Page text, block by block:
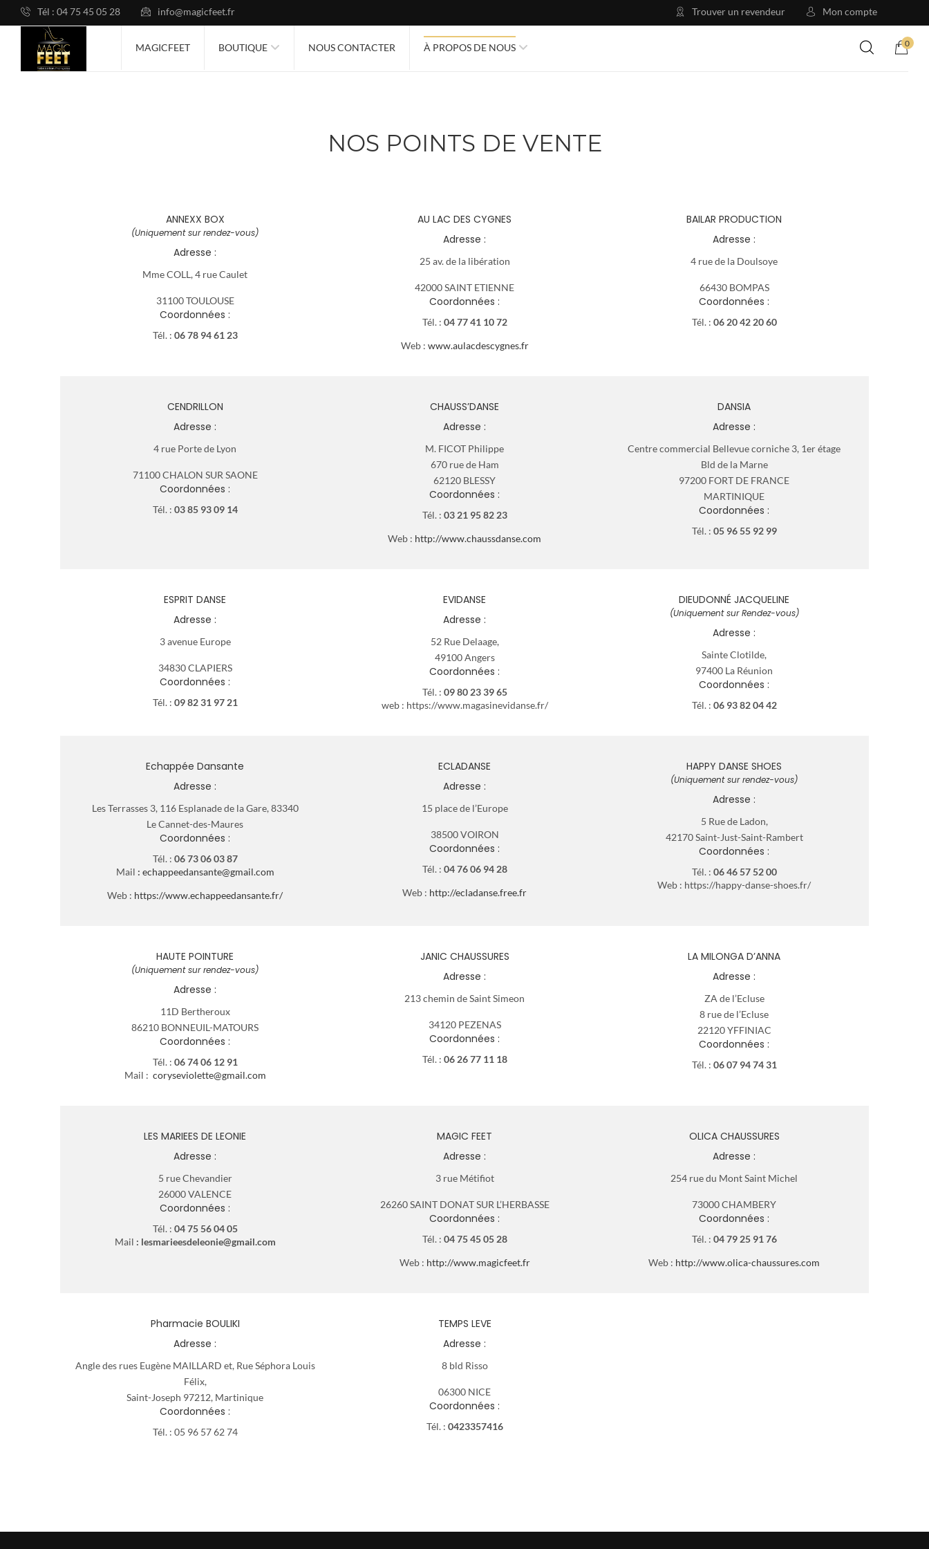
Tél : 04 75 45 05 28 info@magicfeet.fr Trouver un revendeur Mon compte
MAGICFEET BOUTIQUE NOUS CONTACTER À PROPOS DE NOUS 0
NOS POINTS DE VENTE
ANNEXX BOX
(Uniquement sur rendez-vous)
Adresse :
Mme COLL, 4 rue Caulet
31100 TOULOUSE
Coordonnées :
Tél. : 06 78 94 61 23
AU LAC DES CYGNES
Adresse :
25 av. de la libération
42000 SAINT ETIENNE
Coordonnées :
Tél. : 04 77 41 10 72
Web : www.aulacdescygnes.fr
BAILAR PRODUCTION
Adresse :
4 rue de la Doulsoye
66430 BOMPAS
Coordonnées :
Tél. : 06 20 42 20 60
CENDRILLON
Adresse :
4 rue Porte de Lyon
71100 CHALON SUR SAONE
Coordonnées :
Tél. : 03 85 93 09 14
CHAUSS’DANSE
Adresse :
M. FICOT Philippe
670 rue de Ham
62120 BLESSY
Coordonnées :
Tél. : 03 21 95 82 23
Web : http://www.chaussdanse.com
DANSIA
Adresse :
Centre commercial Bellevue corniche 3, 1er étage
Bld de la Marne
97200 FORT DE FRANCE
MARTINIQUE
Coordonnées :
Tél. : 05 96 55 92 99
ESPRIT DANSE
Adresse :
3 avenue Europe
34830 CLAPIERS
Coordonnées :
Tél. : 09 82 31 97 21
EVIDANSE
Adresse :
52 Rue Delaage,
49100 Angers
Coordonnées :
Tél. : 09 80 23 39 65
web : https://www.magasinevidanse.fr/
DIEUDONNÉ JACQUELINE
(Uniquement sur Rendez-vous)
Adresse :
Sainte Clotilde,
97400 La Réunion
Coordonnées :
Tél. : 06 93 82 04 42
Echappée Dansante
Adresse :
Les Terrasses 3, 116 Esplanade de la Gare, 83340
Le Cannet-des-Maures
Coordonnées :
Tél. : 06 73 06 03 87
Mail : echappeedansante@gmail.com
Web : https://www.echappeedansante.fr/
ECLADANSE
Adresse :
15 place de l’Europe
38500 VOIRON
Coordonnées :
Tél. : 04 76 06 94 28
Web : http://ecladanse.free.fr
HAPPY DANSE SHOES
(Uniquement sur rendez-vous)
Adresse :
5 Rue de Ladon,
42170 Saint-Just-Saint-Rambert
Coordonnées :
Tél. : 06 465752 00
Web : https://happy-danse-shoes.fr/
HAUTE POINTURE
(Uniquement sur rendez-vous)
Adresse :
11D Bertheroux
86210 BONNEUIL-MATOURS
Coordonnées :
Tél. : 06 74 06 12 91
Mail : coryseviolette@gmail.com
JANIC CHAUSSURES
Adresse :
213 chemin de Saint Simeon
34120 PEZENAS
Coordonnées :
Tél. : 06 26 77 11 18
LA MILONGA D’ANNA
Adresse :
ZA de l’Ecluse
8 rue de l’Ecluse
22120 YFFINIAC
Coordonnées :
Tél. : 06 07 94 74 31
LES MARIEES DE LEONIE
Adresse :
5 rue Chevandier
26000 VALENCE
Coordonnées :
Tél. : 04 75 56 04 05
Mail : lesmarieesdeleonie@gmail.com
MAGIC FEET
Adresse :
3 rue Métifiot
26260 SAINT DONAT SUR L’HERBASSE
Coordonnées :
Tél. : 04 75 45 05 28
Web : http://www.magicfeet.fr
OLICA CHAUSSURES
Adresse :
254 rue du Mont Saint Michel
73000 CHAMBERY
Coordonnées :
Tél. : 04 79 25 91 76
Web : http://www.olica-chaussures.com
Pharmacie BOULIKI
Adresse :
Angle des rues Eugène MAILLARD et, Rue Séphora Louis
Félix,
Saint-Joseph 97212, Martinique
Coordonnées :
Tél. : 05 96 57 62 74
TEMPS LEVE
Adresse :
8 bld Risso
06300 NICE
Coordonnées :
Tél. : 0423357416